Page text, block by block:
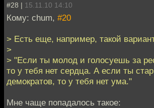
#28 | 15.11.10 14:10
Кому: chum, #20
> Есть еще, например, такой
>
> "Если ты молод и голосуешь за
то у тебя нет сердца. А если ты
демократов, то у тебя нет ума."
Мне чаще попадалось такое: